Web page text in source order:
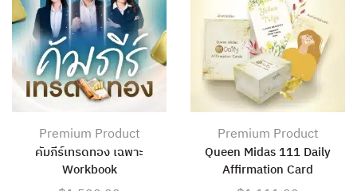
Premium Product
คัมภีร์เทรดทอง เฉพาะ
Workbook
Premium Product
Queen Midas 111 Daily
Affirmation Card